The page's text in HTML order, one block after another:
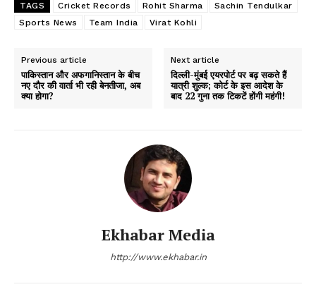
TAGS Cricket Records Rohit Sharma
Sachin Tendulkar
Sports News
Team India Virat Kohli
Previous article
पाकिस्तान और अफगानिस्तान के बीच
नए दौर की वार्ता भी रही बेनतीजा, अब
क्या होगा?
Next article
दिल्ली-मुंबई एयरपोर्ट पर बढ़ सकते हैं
यात्री शुल्क; कोर्ट के इस आदेश के
बाद 22 गुना तक टिकटें होंगी महंगी!
Ekhabar Media
http://www.ekhabar.in